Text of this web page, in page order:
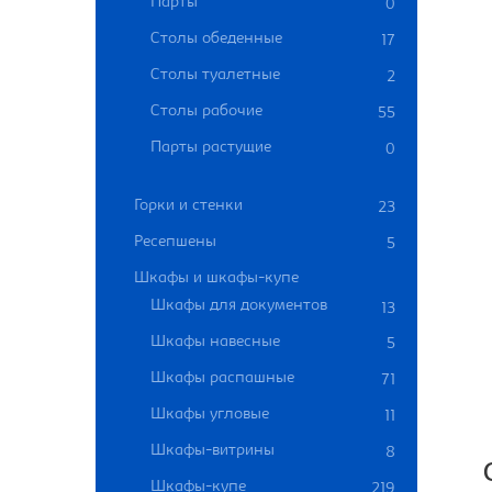
0
Столы обеденные 17
Столы туалетные 2
Столы рабочие 55
Парты растущие 0
Горки и стенки 23
Ресепшены 5
Шкафы и шкафы-купе
Шкафы для документов
13
Шкафы навесные
5
Шкафы распашные 71
Шкафы угловые 11
Шкафы-витрины 8
Шкафы-купе